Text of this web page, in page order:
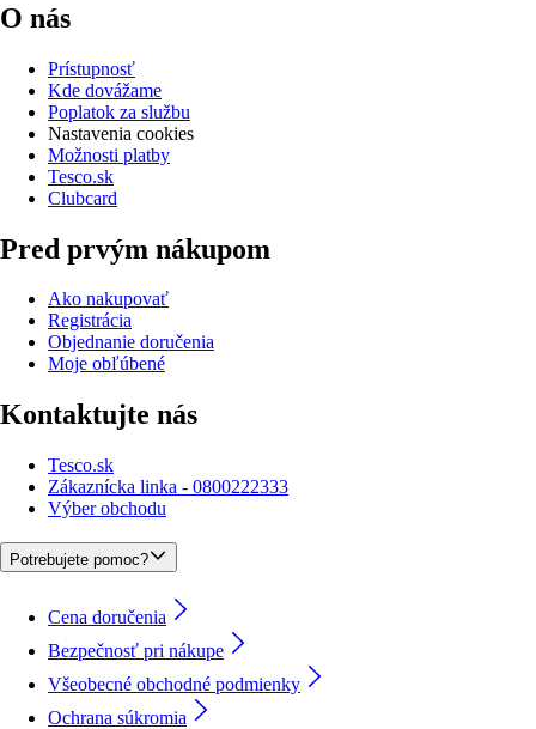
O nás
Prístupnosť
Kde dovážame
Poplatok za službu
Nastavenia cookies
Možnosti platby
Tesco.sk
Clubcard
Pred prvým nákupom
Ako nakupovať
Registrácia
Objednanie doručenia
Moje obľúbené
Kontaktujte nás
Tesco.sk
Zákaznícka linka - 0800222333
Výber obchodu
Potrebujete pomoc?
Cena doručenia
Bezpečnosť pri nákupe
Všeobecné obchodné podmienky
Ochrana súkromia